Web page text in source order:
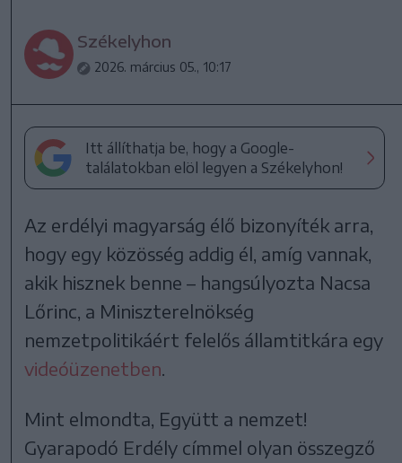
Székelyhon
2026. március 05., 10:17
Itt állíthatja be, hogy a Google-
találatokban elöl legyen a Székelyhon!
Az erdélyi magyarság élő bizonyíték arra,
hogy egy közösség addig él, amíg vannak,
akik hisznek benne – hangsúlyozta Nacsa
Lőrinc, a Miniszterelnökség
nemzetpolitikáért felelős államtitkára egy
videóüzenetben
Mint elmondta, Együtt a nemzet!
Gyarapodó Erdély címmel olyan összegző